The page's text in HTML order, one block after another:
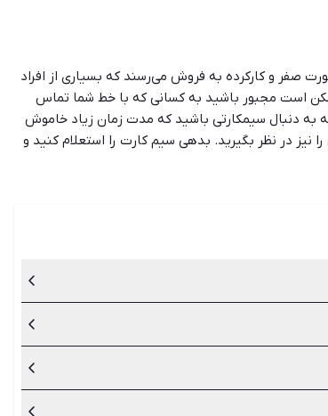
صفر و کارکرده به فروش می‌رسند که بسیاری از افراد
است مجبور باشید به کسانی که با خط شما تماس
به دنبال سیمکارتی باشید که مدت زمان زیاد خاموش
در نظر بگیرید. بدهی سیم کارت را استعلام کنید و
به چنین موضوعی برخوردید باید مبلغ قبض را از
را پیدا کرده و با بهترین قیمت بخرید. سایت و